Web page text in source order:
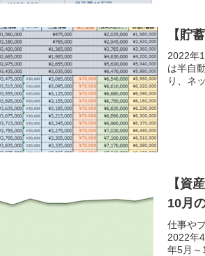
【貯
2022年
は半自
り、ネ
【資
10月
仕事や
2022年
年5月～